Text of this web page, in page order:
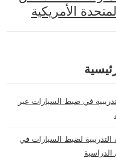
الأمريكية
في ضبط السيارات عبر
التدريبية لضبط السيارات في
الدراسية